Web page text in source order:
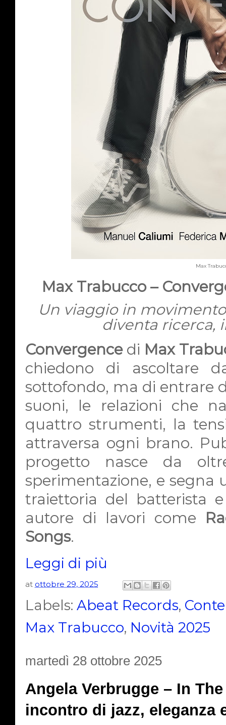
Max
Max Trabucco –
Un viaggio in
diventa ricerca,
Convergencedi Max
chiedono di ascoltare
sottofondo, ma di entrare
suoni, le relazioni che
quattro strumenti, la
attraversa ogni brano.
progetto nasce da
sperimentazione, e segna
traiettoria del batterista
autore di lavori come
Songs.
Leggi di più
at ottobre 29, 2025
Labels: Abeat Records,
Max Trabucco, Novità 2025
martedì 28 ottobre 2025
Angela Verbrugge – In
incontro di jazz, eleganza